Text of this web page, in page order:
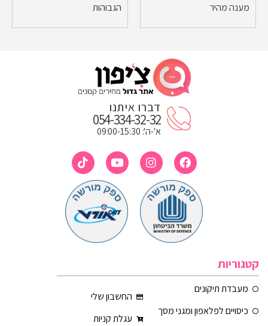
מענה מהיר
הגבוהות
דברו איתנו
054-334-32-32
א'-ה': 09:00-15:30
קטגוריות
מעבדת תיקונים
כיסויים לפלאפון ומגני מסך
החשבון שלי
עגלת קניות